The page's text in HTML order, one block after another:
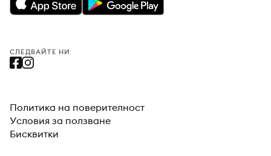
СЛЕДВАЙТЕ НИ
Политика на поверителност
Условия за ползване
Бисквитки